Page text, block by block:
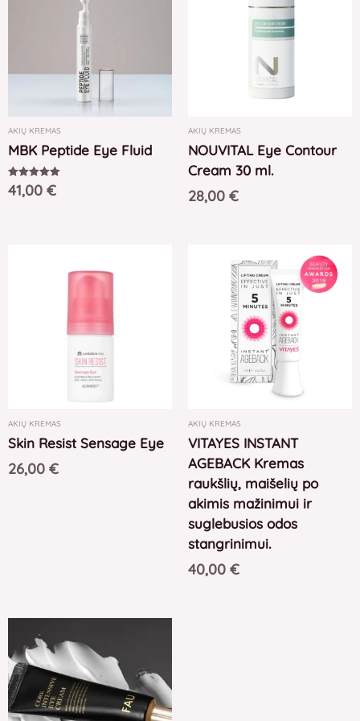
AKIŲ KREMAS
MBK Peptide Eye Fluid
Įvertinimas:
5.00
41,00 €
AKIŲ KREMAS
NOUVITAL Eye Contour
Cream 30 ml.
28,00 €
AKIŲ KREMAS
Skin Resist Sensage Eye
26,00 €
AKIŲ KREMAS
VITAYES INSTANT
AGEBACK Kremas
raukšlių, maišelių po
akimis mažinimui ir
suglebusios odos
stangrinimui.
40,00 €